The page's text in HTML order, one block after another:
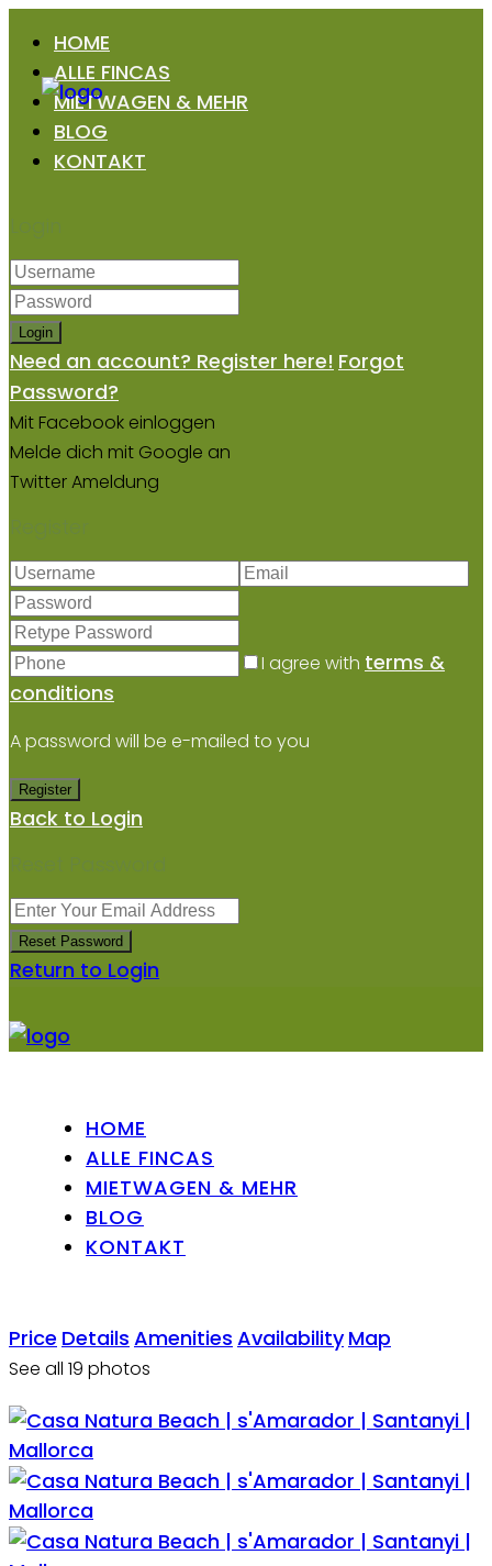
HOME
ALLE FINCAS
MIETWAGEN & MEHR
BLOG
KONTAKT
Login
Login
Need an account? Register here! Forgot
Password?
Mit Facebook einloggen
Melde dich mit Google an
Twitter Ameldung
Register
I agree with terms &
conditions
A password will be e-mailed to you
Register
Back to Login
Reset Password
Reset Password
Return to Login
HOME
ALLE FINCAS
MIETWAGEN & MEHR
BLOG
KONTAKT
Price Details Amenities Availability Map
See all 19 photos